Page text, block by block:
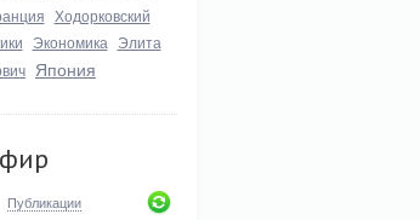
Ходорковский
Экономика Элита
Япония
Публикации